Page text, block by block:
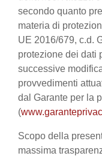
secondo quanto
materia di
UE 2016/679, c.d.
protezione dei dati
successive
provvedimenti
dal Garante per la
(
Scopo della
massima